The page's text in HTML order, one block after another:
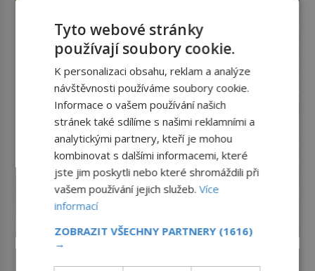
udaného bytu. Oním „kamarádem“
je ovšem jeden z nejslavnějších
vrahů, Jeffrey Dahmer (1960–1994).
Je 27. května 1991. […]
Tyto webové stránky
používají soubory cookie.
K personalizaci obsahu, reklam a analýze
návštěvnosti používáme soubory cookie.
Informace o vašem používání našich
stránek také sdílíme s našimi reklamními a
analytickými partnery, kteří je mohou
kombinovat s dalšími informacemi, které
jste jim poskytli nebo které shromáždili při
vašem používání jejich služeb.Více
informací
ZOBRAZIT VŠECHNY PARTNERY (1616)
→